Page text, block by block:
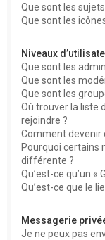
Que sont les
Que sont les
Niveaux
Que sont les
Que sont les
Que sont les
Où trouver la liste
rejoindre ?
Comment devenir
Pourquoi certains
différente ?
Qu’est-ce qu’un «
Qu’est-ce que le
Messagerie
Je ne peux pas